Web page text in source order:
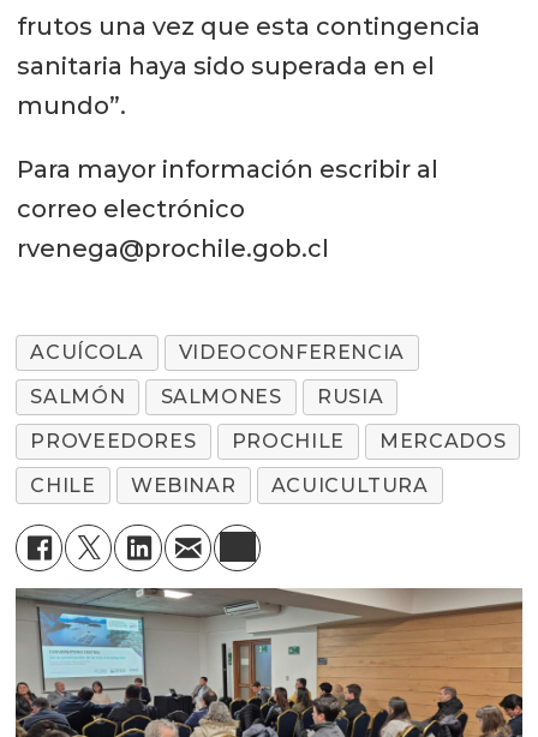
frutos una vez que esta contingencia
sanitaria haya sido superada en el
mundo”.
Para mayor información escribir al
correo electrónico
rvenega@prochile.gob.cl
ACUÍCOLA
VIDEOCONFERENCIA
SALMÓN
SALMONES
RUSIA
PROVEEDORES
PROCHILE
MERCADOS
CHILE
WEBINAR ACUICULTURA